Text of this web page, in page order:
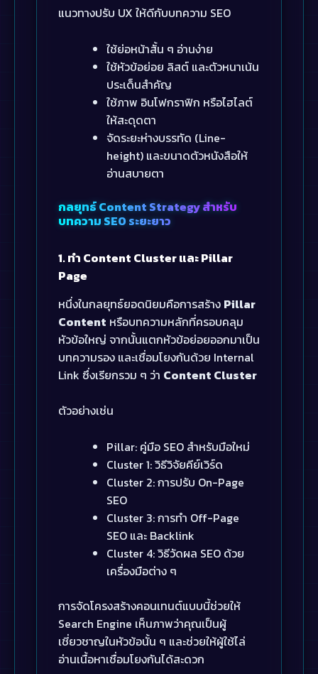
แนวทางปรับ UX ให้ดีกับบทความ SEO
ใช้ย่อหน้าสั้น ๆ อ่านง่าย
ใช้หัวข้อย่อย ลิสต์ และตัวหนาเน้น
ประเด็นสำคัญ
ใช้ภาพ อินโฟกราฟิก หรือไฮไลต์
ให้สะดุดตา
จัดระยะห่างบรรทัด (Line-
height) และขนาดตัวหนังสือให้
อ่านสบายตา
กลยุทธ์ Content Strategy สำหรับ
บทความ SEO ระยะยาว
1. ทำ Content Cluster และ Pillar
Page
หนึ่งในกลยุทธ์ยอดนิยมคือการสร้าง Pillar
Content หรือบทความหลักที่ครอบคลุม
หัวข้อใหญ่ จากนั้นแตกหัวข้อย่อยออกมาเป็น
บทความรอง และเชื่อมโยงกันด้วย Internal
Link ซึ่งเรียกรวม ๆ ว่า Content Cluster
ตัวอย่างเช่น
Pillar: คู่มือ SEO สำหรับมือใหม่
Cluster 1: วิธีวิจัยคีย์เวิร์ด
Cluster 2: การปรับ On-Page
SEO
Cluster 3: การทำ Off-Page
SEO และ Backlink
Cluster 4: วิธีวัดผล SEO ด้วย
เครื่องมือต่าง ๆ
การจัดโครงสร้างคอนเทนต์แบบนี้ช่วยให้
Search Engine เห็นภาพว่าคุณเป็นผู้
เชี่ยวชาญในหัวข้อนั้น ๆ และช่วยให้ผู้ใช้ไล่
อ่านเนื้อหาเชื่อมโยงกันได้สะดวก